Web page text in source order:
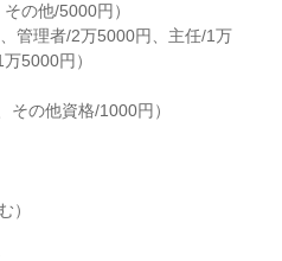
の他/5000円）
管理者/2万5000円、主任/1万
5000円）
その他資格/1000円）
）